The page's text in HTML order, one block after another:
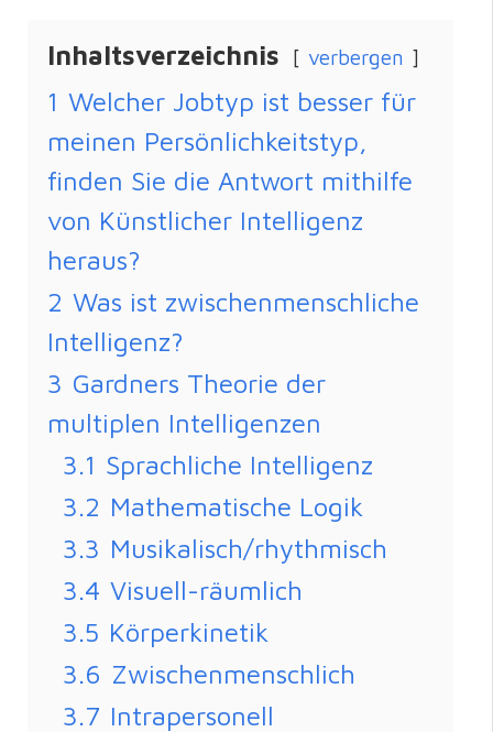
Inhaltsverzeichnis verbergen
1 Welcher Jobtyp ist besser für
meinen Persönlichkeitstyp,
finden Sie die Antwort mithilfe
von Künstlicher Intelligenz
heraus?
2 Was ist zwischenmenschliche
Intelligenz?
3 Gardners Theorie der
multiplen Intelligenzen
3.1 Sprachliche Intelligenz
3.2 Mathematische Logik
3.3 Musikalisch/rhythmisch
3.4 Visuell-räumlich
3.5 Körperkinetik
3.6 Zwischenmenschlich
3.7 Intrapersonell